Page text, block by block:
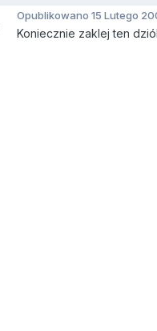
Opublikowano 15 Lutego
Koniecznie zaklej ten